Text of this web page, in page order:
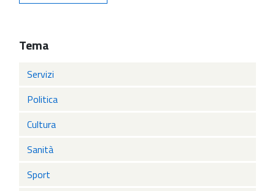
Tema
Servizi
Politica
Cultura
Sanità
Sport